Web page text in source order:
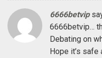
6666betvip
6666betvip…
Debating on
Hope it’s safe